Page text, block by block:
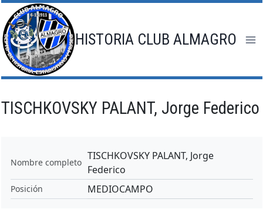
Saltar
al
contenido
HISTORIA CLUB ALMAGRO
TISCHKOVSKY PALANT, Jorge Federico
Nombre completo
TISCHKOVSKY PALANT, Jorge
Federico
Posición MEDIOCAMPO